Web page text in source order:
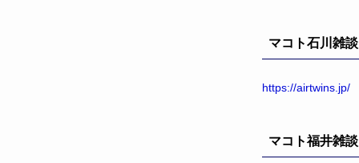
ブマコト石川雑談
https://airtwins.jp/
マコト福井雑談